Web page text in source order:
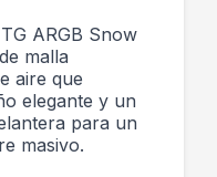
ARGB Snow
malla
aire que
elegante y un
para un
masivo.